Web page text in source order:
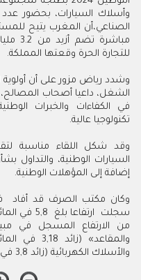
وأسلاك السيارات، بحضور
الصناعي،أن المغرب يتيح
مباشرة تضم أزيد من 2
.
للتجارة الحرة وقعتها المملكة.
وشدد رياض مزور على أن أولوية
الشغل، داعيا أصحاب المصالح،
في الكفاءات والخبرات
تكنولوجيا عالية.
وقد شكل اللقاء مناسبة
السيارات الوطنية، والتداول
إضافة إلى المؤهلات الوطنية.
وكان مكتب الصرف قد أفاد
سجلت ارتفاعا بلغ 8
,5 في المائة يصل إلى 92
من الارتفاع المسجل في
والمقاعد» (زائد 18
,3 في المائة)، و»التصنيع»( زائد 7
والأسلاك الكهربائية (زائد 8
,3 في المائة.)